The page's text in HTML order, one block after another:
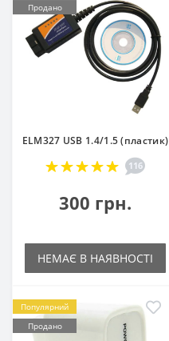
Продано
ELM327 USB 1.4/1.5 (пластик)
116
300 грн.
НЕМАЄ В НАЯВНОСТІ
Популярний
Продано